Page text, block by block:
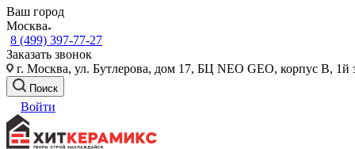
Ваш город
Москва
8 (499) 397-77-27
Заказать звонок
г. Москва, ул. Бутлерова, дом 17, БЦ NEO GEO, корпус В, 1й
Поиск
Войти